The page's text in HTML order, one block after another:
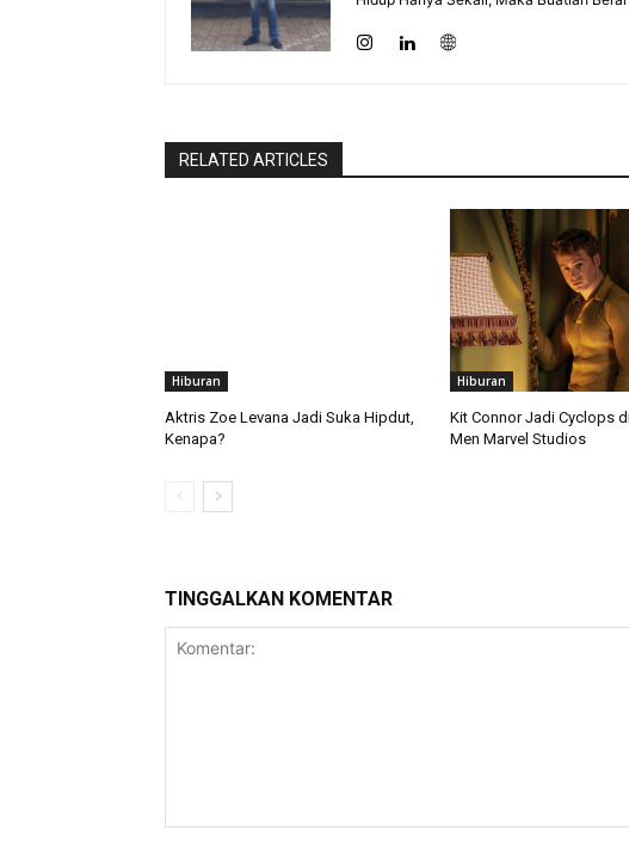
RELATED ARTICLES
Hiburan
Aktris Zoe Levana Jadi Suka Hipdut,
Kenapa?
Hiburan
Kit Connor Jadi Cyclops
Men Marvel Studios
TINGGALKAN KOMENTAR